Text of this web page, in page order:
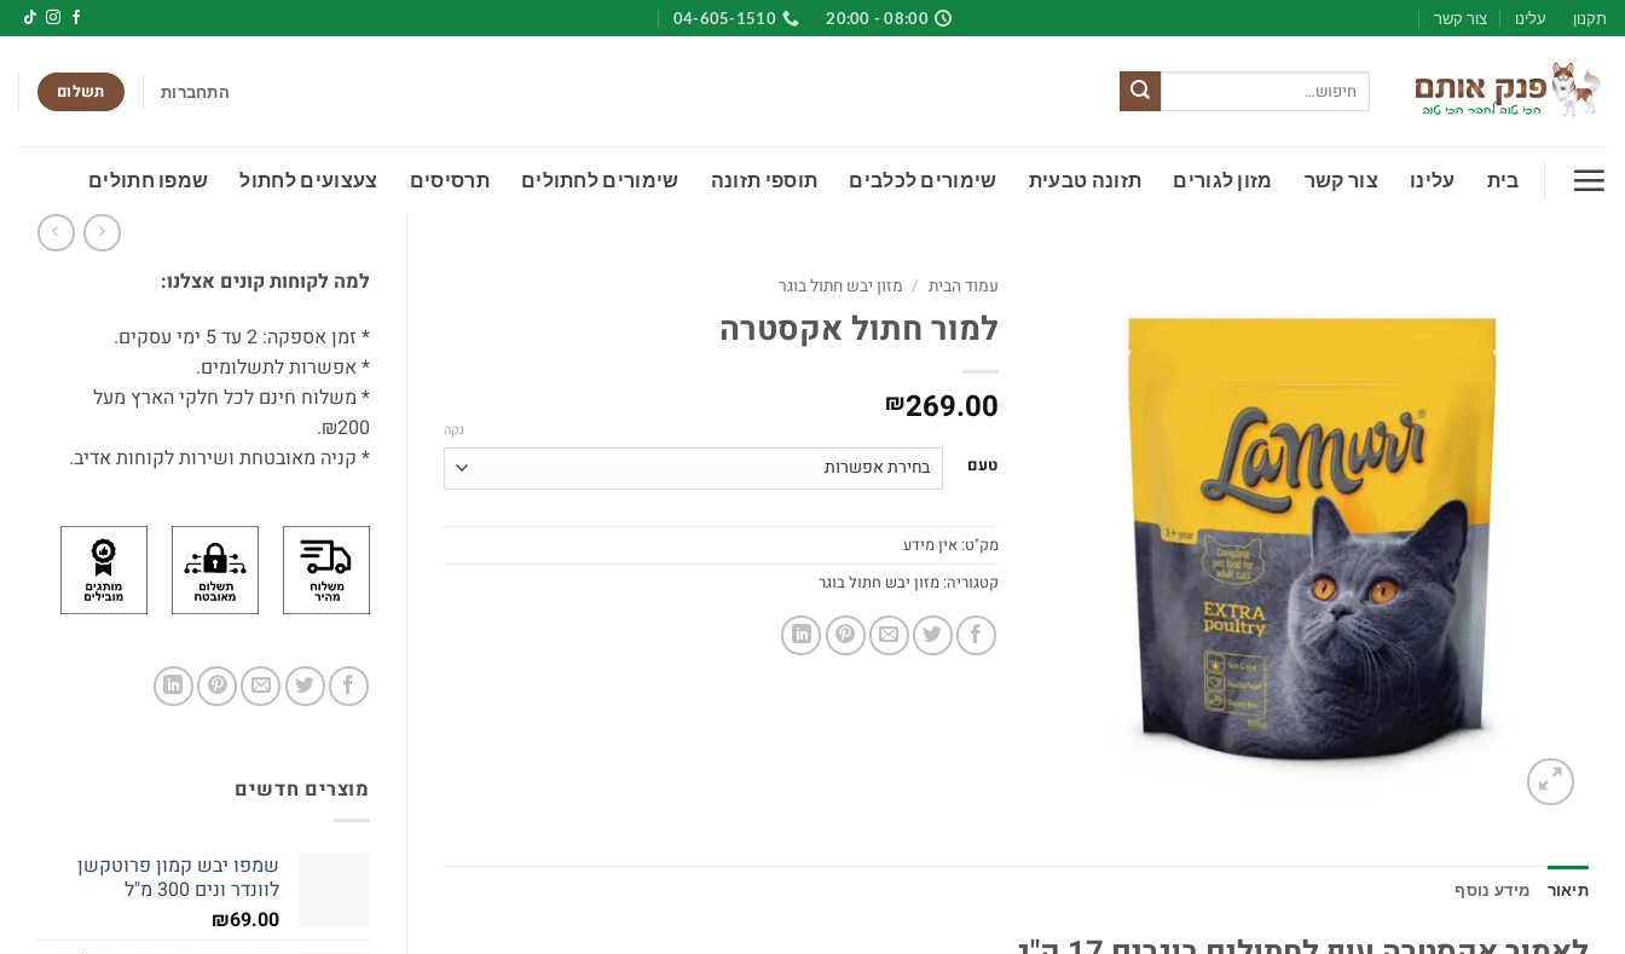
Skip
to
content
תקנון עלינו צור קשר 08:00 - 20:00
04-605-1510
עבור:
התחברות תשלום
בית עלינו צור קשר מזון לגורים תזונה טבעית שימורים לכלבים תוספי תזונה שימורים לחתולים תרסיסים צעצועים לחתול שמפו חתולים
למה לקוחות קונים אצלנו:
* זמן אספקה: 2 עד 5 ימי עסקים.
* אפשרות לתשלומים.
* משלוח חינם לכל חלקי הארץ מעל
₪200.
* קניה מאובטחת ושירות לקוחות אדיב.
מוצרים חדשים
שמפו יבש קמון פרוטקשן
לוונדר ונים 300 מ"ל
₪69.00
עמוד הבית / מזון יבש חתול בוגר
למור חתול אקסטרה
₪269.00
טעם
נקה
מק"ט:אין מידע
קטגוריה:מזון יבש חתול בוגר
תיאור מידע נוסף